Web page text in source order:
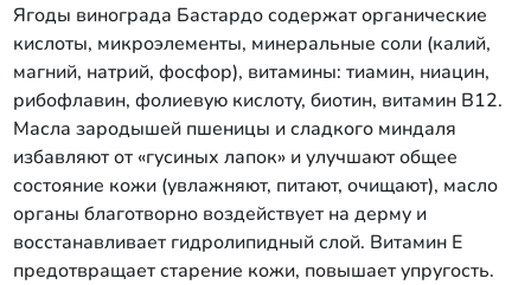
Ягоды винограда Бастардо содержат органические
кислоты, микроэлементы, минеральные соли (калий,
магний, натрий, фосфор), витамины: тиамин, ниацин,
рибофлавин, фолиевую кислоту, биотин, витамин В12.
Масла зародышей пшеницы и сладкого миндаля
избавляют от «гусиных лапок» и улучшают общее
состояние кожи (увлажняют, питают, очищают), масло
органы благотворно воздействует на дерму и
восстанавливает гидролипидный слой. Витамин Е
предотвращает старение кожи, повышает упругость.